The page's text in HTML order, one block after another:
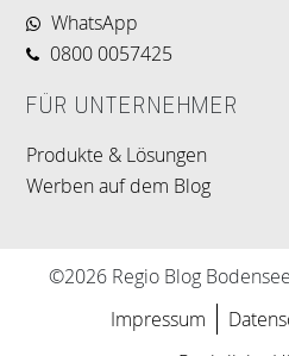
WhatsApp
0800 0057425
FÜR UNTERNEHMER
Produkte & Lösungen
Werben auf dem Blog
©2026 Regio Blog
Impressum